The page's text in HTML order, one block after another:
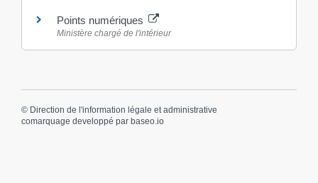
Points numériques
Ministère chargé de l'intérieur
© Direction de l'information légale et administrative
comarquage developpé par baseo.io